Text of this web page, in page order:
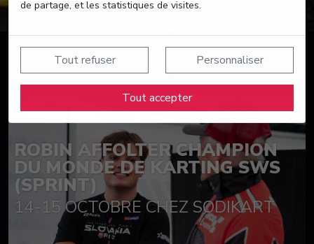
de partage, et les statistiques de visites.
Tout refuser Personnaliser
Tout accepter
Suivez nos actualités
ROBIN AFFOLTER CHAMPION
DU MONDE DE KARTING SWS
(SPRINT)
14-15 OCTOBRE CHEZ SODIKART